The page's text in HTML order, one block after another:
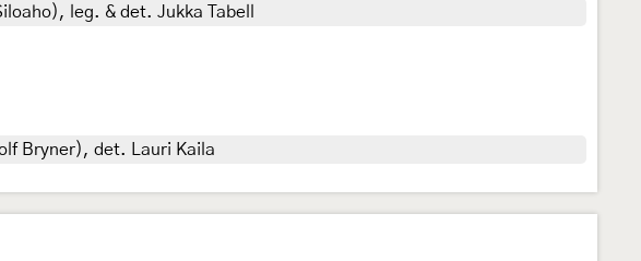
leg. & det. Jukka Tabell
Bryner), det. Lauri Kaila